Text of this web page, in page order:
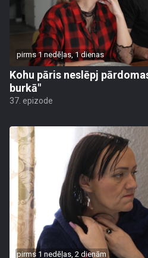
pirms 1 nedēļas, 1 dienas
Kohu pāris neslēpj
burkā"
37. epizode
pirms 1 nedēļas, 2 dienām